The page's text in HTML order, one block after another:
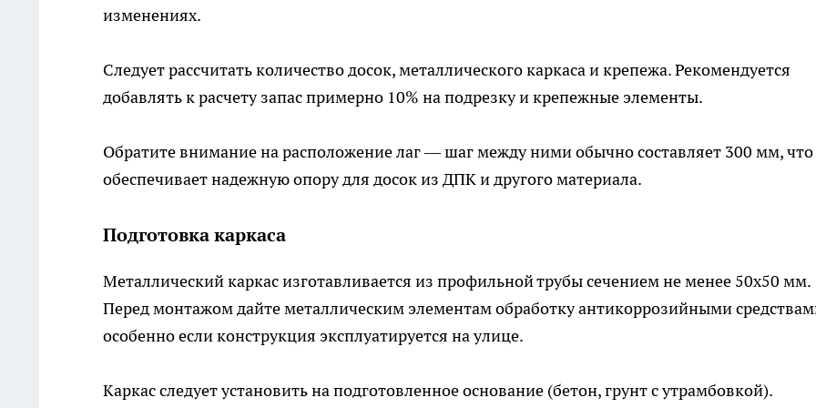
изменениях.
Следует рассчитать количество досок, металлического каркаса и крепежа. Рекомендуется
добавлять к расчету запас примерно 10% на подрезку и крепежные элементы.
Обратите внимание на расположение лаг — шаг между ними обычно составляет 300 мм, что
обеспечивает надежную опору для досок из ДПК и другого материала.
Подготовка каркаса
Металлический каркас изготавливается из профильной трубы сечением не менее 50х50 мм.
Перед монтажом дайте металлическим элементам обработку антикоррозийными
особенно если конструкция эксплуатируется на улице.
Каркас следует установить на подготовленное основание (бетон, грунт с утрамбовкой).